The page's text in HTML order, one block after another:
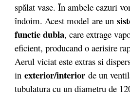
spălat vase. În ambele cazuri
îndoim. Acest model are un
functie dubla, care extrage
eficient, producand o aerisire
Aerul viciat este extras si
in exterior/interior de un
tubulatura cu un diametru de